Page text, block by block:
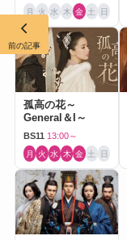
月 火 水 木 金 土 日
孤高の花～
General＆I～
BS11 13:00～
月 火 水 木 金 土 日
前の記事